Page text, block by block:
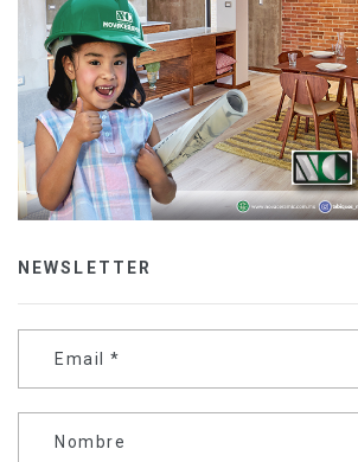
NEWSLETTER
Email *
Nombre